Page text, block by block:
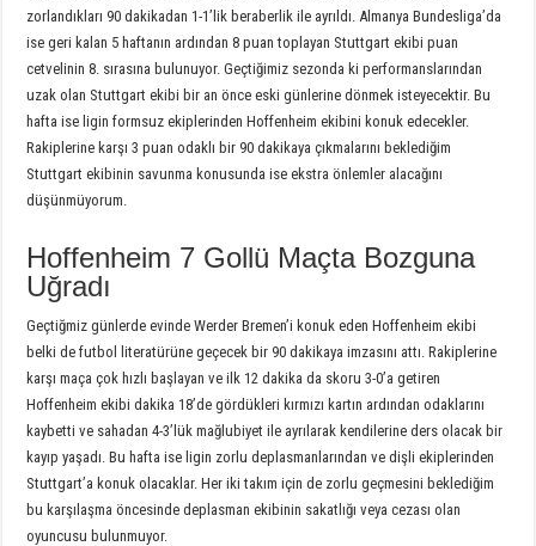
zorlandıkları 90 dakikadan 1-1’lik beraberlik ile ayrıldı. Almanya Bundesliga’da
ise geri kalan 5 haftanın ardından 8 puan toplayan Stuttgart ekibi puan
cetvelinin 8. sırasına bulunuyor. Geçtiğimiz sezonda ki performanslarından
uzak olan Stuttgart ekibi bir an önce eski günlerine dönmek isteyecektir. Bu
hafta ise ligin formsuz ekiplerinden Hoffenheim ekibini konuk edecekler.
Rakiplerine karşı 3 puan odaklı bir 90 dakikaya çıkmalarını beklediğim
Stuttgart ekibinin savunma konusunda ise ekstra önlemler alacağını
düşünmüyorum.
Hoffenheim 7 Gollü Maçta Bozguna
Uğradı
Geçtiğmiz günlerde evinde Werder Bremen’i konuk eden Hoffenheim ekibi
belki de futbol literatürüne geçecek bir 90 dakikaya imzasını attı. Rakiplerine
karşı maça çok hızlı başlayan ve ilk 12 dakika da skoru 3-0’a getiren
Hoffenheim ekibi dakika 18’de gördükleri kırmızı kartın ardından odaklarını
kaybetti ve sahadan 4-3’lük mağlubiyet ile ayrılarak kendilerine ders olacak bir
kayıp yaşadı. Bu hafta ise ligin zorlu deplasmanlarından ve dişli ekiplerinden
Stuttgart’a konuk olacaklar. Her iki takım için de zorlu geçmesini beklediğim
bu karşılaşma öncesinde deplasman ekibinin sakatlığı veya cezası olan
oyuncusu bulunmuyor.